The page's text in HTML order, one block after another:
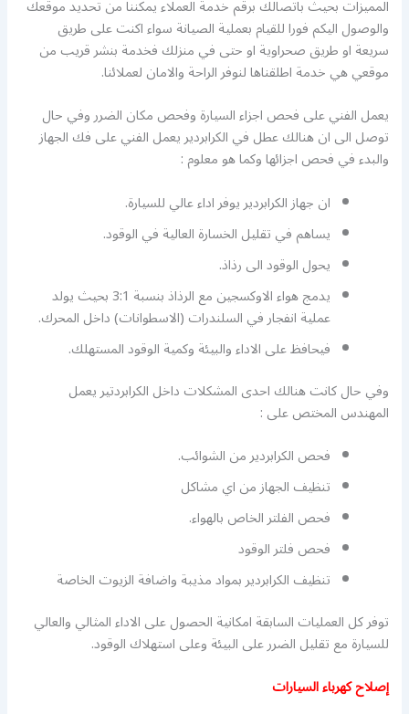
المميزات بحيث باتصالك برقم خدمة العملاء يمكننا من تحديد موقعك
والوصول اليكم فورا للقيام بعملية الصيانة سواء اكنت على طريق
سريعة او طريق صحراوية او حتى في منزلك فخدمة بنشر قريب من
موقعي هي خدمة اطلقناها لنوفر الراحة والامان لعملائنا.
يعمل الفني على فحص اجزاء السيارة وفحص مكان الضرر وفي حال
توصل الى ان هنالك عطل في الكرابردير يعمل الفني على فك الجهاز
والبدء في فحص اجزائها وكما هو معلوم :
ان جهاز الكرابردير يوفر اداء عالي للسيارة.
يساهم في تقليل الخسارة العالية في الوقود.
يحول الوقود الى رذاذ.
يدمج هواء الاوكسجين مع الرذاذ بنسبة 3:1 بحيث يولد
عملية انفجار في السلندرات (الاسطوانات) داخل المحرك.
فيحافظ على الاداء والبيئة وكمية الوقود المستهلك.
وفي حال كانت هنالك احدى المشكلات داخل الكرابردتير يعمل
المهندس المختص على :
فحص الكرابردير من الشوائب.
تنظيف الجهاز من اي مشاكل
فحص الفلتر الخاص بالهواء.
فحص فلتر الوقود
تنظيف الكرابردير بمواد مذيبة واضافة الزيوت الخاصة
توفر كل العمليات السابقة امكانية الحصول على الاداء المثالي والعالي
للسيارة مع تقليل الضرر على البيئة وعلى استهلاك الوقود.
إصلاح كهرباء السيارات